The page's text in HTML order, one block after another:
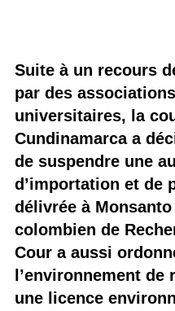
Suite à un recours
par des
universitaires, la
Cundinamarca a
de suspendre une
d’importation et de
délivrée à
colombien de
Cour a aussi
l’environnement
une licence